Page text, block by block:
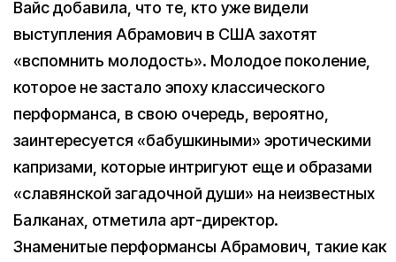
Вайс добавила, что те, кто уже видели
выступления Абрамович в США захотят
«вспомнить молодость». Молодое поколение,
которое не застало эпоху классического
перформанса, в свою очередь, вероятно,
заинтересуется «бабушкиными» эротическими
капризами, которые интригуют еще и образами
«славянской загадочной души» на неизвестных
Балканах, отметила арт-директор.
Знаменитые перформансы Абрамович, такие как